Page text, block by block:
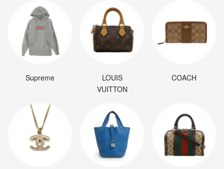
Supreme
LOUIS
VUITTON
COACH